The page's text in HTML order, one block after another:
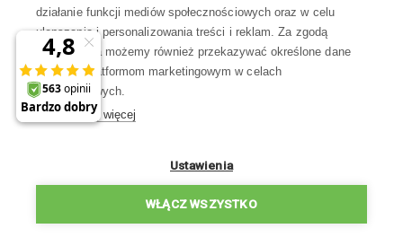
Kontakt
Skontaktuj się z Nami
Pon-Pt 8:00—17:00
WSZYSTKIE KONTAKTY
działanie funkcji mediów społecznościowych oraz w celu
ulepszania i personalizowania treści i reklam. Za zgodą
użytkownika możemy również przekazywać określone dane
osobowe platformom marketingowym w celach
marketingowych.
Dowiedz się więcej
Ustawienia
WŁĄCZ WSZYSTKO